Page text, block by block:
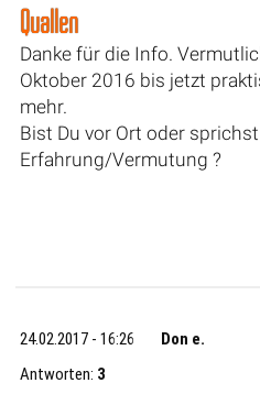
Quallen
Danke für die Info.
Oktober 2016 bis jetzt
mehr.
Bist Du vor Ort oder
Erfahrung/Vermutung ?
24.02.2017 - 16:26 Don e.
Antworten: 3